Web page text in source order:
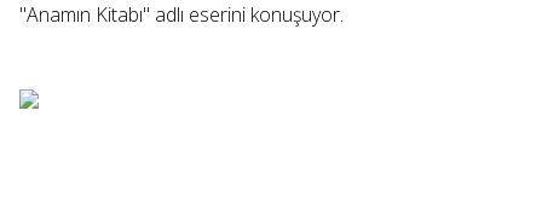
"Anamın Kitabı" adlı eserini konuşuyor.